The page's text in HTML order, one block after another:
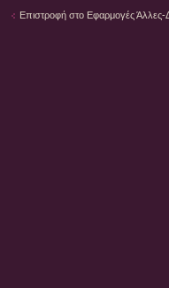
Επιστροφή στο Εφαρμογές Άλλες-